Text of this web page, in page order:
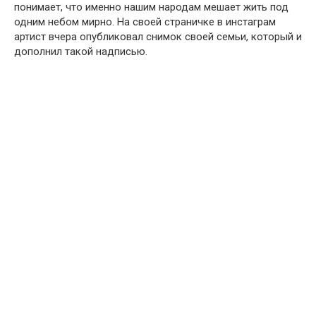
понимает, что именно нашим народам мешает жить под
одним небом мирно. На своей страничке в инстаграм
артист вчера опубликовал снимок своей семьи, который и
дополнил такой надписью.